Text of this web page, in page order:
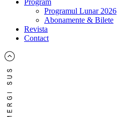
Program
Programul Lunar 2026
Abonamente & Bilete
Revista
Contact